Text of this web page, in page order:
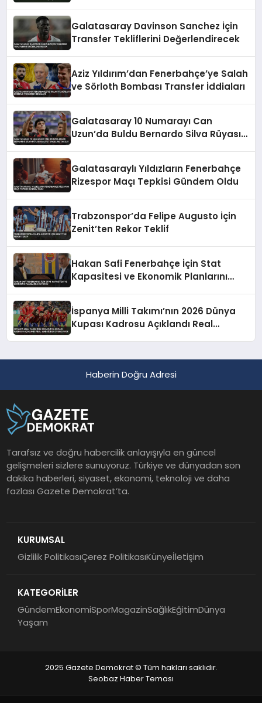
Galatasaray Davinson Sanchez İçin
Transfer Tekliflerini Değerlendirecek
Aziz Yıldırım’dan Fenerbahçe’ye Salah
ve Sörloth Bombası Transfer İddiaları
Galatasaray 10 Numarayı Can
Uzun’da Buldu Bernardo Silva Rüyası
Galatasaraylı Yıldızların Fenerbahçe
Rizespor Maçı Tepkisi Gündem Oldu
Trabzonspor’da Felipe Augusto İçin
Zenit’ten Rekor Teklif
Hakan Safi Fenerbahçe İçin Stat
Kapasitesi ve Ekonomik Planlarını
İspanya Milli Takımı’nın 2026 Dünya
Kupası Kadrosu Açıklandı Real
Haberin Doğru Adresi
Tarafsız ve doğru habercilik anlayışıyla en güncel
gelişmeleri sizlere sunuyoruz. Türkiye ve dünyadan son
dakika haberleri, siyaset, ekonomi, teknoloji ve daha
fazlası Gazete Demokrat’ta.
KURUMSAL
Gizlilik PolitikasıÇerez PolitikasıKünyeİletişim
KATEGORİLER
GündemEkonomiSporMagazinSağlıkEğitimDünya
Yaşam
2025 Gazete Demokrat © Tüm hakları saklıdır.
Seobaz Haber Teması